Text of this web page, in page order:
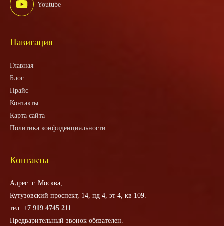
Youtube
Навигация
Главная
Блог
Прайс
Контакты
Карта сайта
Политика конфиденциальности
Контакты
Адрес: г. Москва,
Кутузовский проспект, 14, пд 4, эт 4, кв 109.
тел: +7 919 4745 211
Предварительный звонок обязателен.